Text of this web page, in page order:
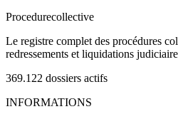
Procedurecollective
Le registre complet des procédures
redressements et liquidations
369.122 dossiers actifs
INFORMATIONS